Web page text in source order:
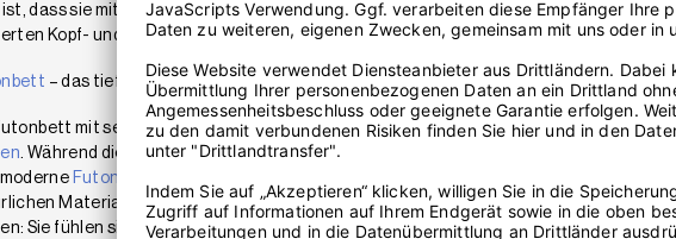
ist, dass sie mit zahlreichen Wohnstilen harmonieren. Mit detailverliebten Mustern,
Kopf- und Fußteilen kommen hauptsächlich antike Doppelbetten aus Massivholz
– das tiefe Doppelbett mit dem fernöstlichen Zauber
mit seiner typisch japanischen Klarheit ist elegant und zeitlos. Fans von
. Während die traditionelle aufrollbare Futonmatratze für den westlichen
Futonbetten
Materialien gefertigt. Älteren Ruhesuchenden mit Rückenproblemen könnte
Sie fühlen sich in höherenBettenmeist wohler.